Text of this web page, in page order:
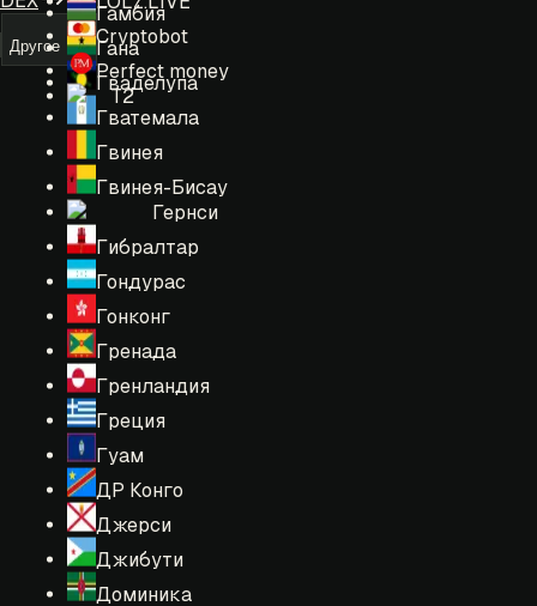
Гамбия
Гана
Гваделупа
Гватемала
Гвинея
Гвинея-Бисау
Гернси
Гибралтар
Гондурас
Гонконг
Гренада
Гренландия
Греция
Гуам
ДР Конго
Джерси
Джибути
Доминика
Cryptobot
Perfect money
T2
Другое